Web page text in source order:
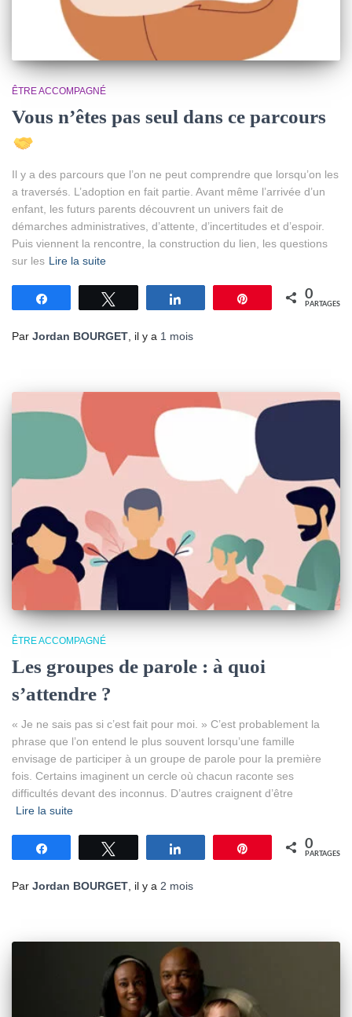
ÊTRE ACCOMPAGNÉ
Vous n’êtes pas seul dans ce parcours
Il y a des parcours que l’on ne peut comprendre que lorsqu’on les
a traversés. L’adoption en fait partie. Avant même l’arrivée d’un
enfant, les futurs parents découvrent un univers fait de
démarches administratives, d’attente, d’incertitudes et d’espoir.
Puis viennent la rencontre, la construction du lien, les questions
sur les Lire la suite
Épingle 0
PARTAGES
Par Jordan BOURGET , il y a 1 mois
ÊTRE ACCOMPAGNÉ
Les groupes de parole : à quoi
s’attendre ?
« Je ne sais pas si c’est fait pour moi. » C’est probablement la
phrase que l’on entend le plus souvent lorsqu’une famille
envisage de participer à un groupe de parole pour la première
fois. Certains imaginent un cercle où chacun raconte ses
difficultés devant des inconnus. D’autres craignent d’être
Lire la suite
Épingle 0
PARTAGES
Par Jordan BOURGET, il y a 2 mois